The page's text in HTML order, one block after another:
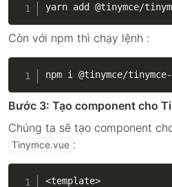
yarn add @tinymce/
Còn với npm thì chạy lệnh :
npm i @tinymce/tinymce-
Bước 3: Tạo component cho
Chúng ta sẽ tạo component
Tinymce.vue :
<template>